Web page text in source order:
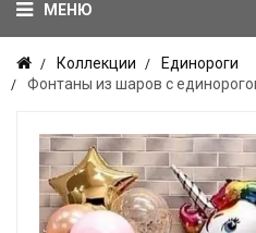
МЕНЮ
Коллекции
Единороги
Фонтаны из шаров с